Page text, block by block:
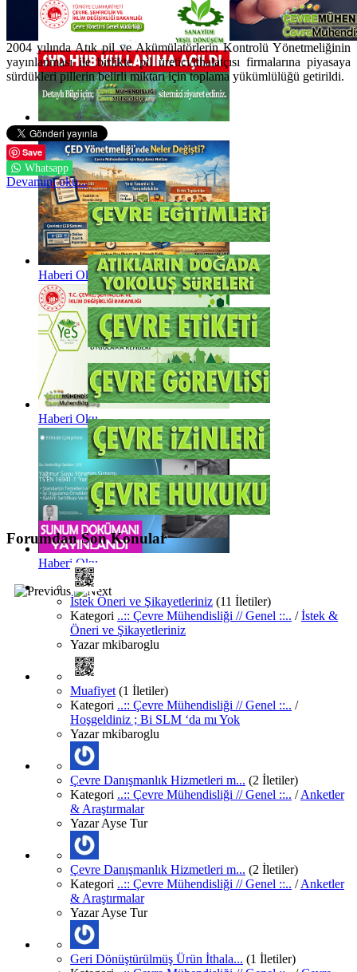
Haberi Oku
Haberi Oku
Haberi Oku
Haberi Oku
2004 yılında Atık pil ve Akümülatörlerin Kontrolü Yönetmeliğinin
yayınlanması ile birlikte pil üretici/ithalatçısı firmalarına piyasaya
sürdükleri pillerin belirli miktarı için toplama yükümlülüğü getirildi.
Save
Whatsapp
Devamını oku...
Forumdan Son Konular
İstek Öneri ve Şikayetleriniz (11 İletiler)
Kategori ..:: Çevre Mühendisliği // Genel ::.. /İstek &
Öneri ve Şikayetleriniz
Yazarmkibaroglu
Muafiyet (1 İletiler)
Kategori ..:: Çevre Mühendisliği // Genel ::.. /
Hoşgeldiniz ; Bi SLM ‘da mı Yok
Yazarmkibaroglu
Çevre Danışmanlık Hizmetleri m... (2 İletiler)
Kategori ..:: Çevre Mühendisliği // Genel ::.. /Anketler
& Araştırmalar
YazarAyse Tur
Çevre Danışmanlık Hizmetleri m... (2 İletiler)
Kategori ..:: Çevre Mühendisliği // Genel ::.. /Anketler
& Araştırmalar
YazarAyse Tur
Geri Dönüştürülmüş Ürün İthala... (1 İletiler)